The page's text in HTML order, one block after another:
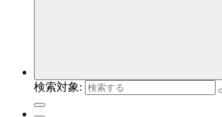
検索対象: